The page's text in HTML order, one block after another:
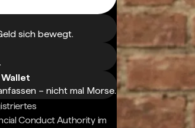
sich bewegt.
– nicht mal Morse.
Conduct Authority im